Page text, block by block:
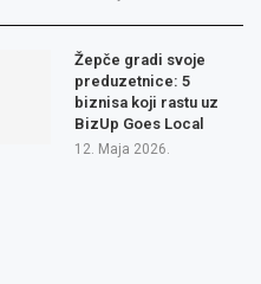
Žepče gradi svoje
preduzetnice: 5
biznisa koji rastu uz
BizUp Goes Local
12. Maja 2026.